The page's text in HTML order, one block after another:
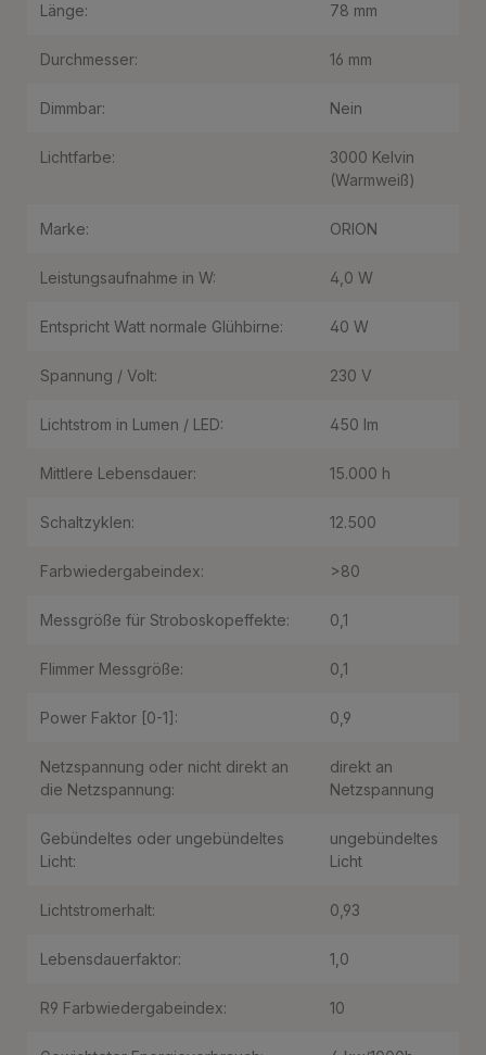
Länge: 78 mm
Durchmesser: 16 mm
Dimmbar: Nein
Lichtfarbe:
3000 Kelvin
(Warmweiß)
Marke: ORION
Leistungsaufnahme in W: 4,0 W
Entspricht Watt normale Glühbirne: 40 W
Spannung / Volt: 230 V
Lichtstrom in Lumen / LED: 450 lm
Mittlere Lebensdauer: 15.000 h
Schaltzyklen: 12.500
Farbwiedergabeindex: >80
Messgröße für Stroboskopeffekte: 0,1
Flimmer Messgröße: 0,1
Power Faktor [0-1]: 0,9
Netzspannung oder nicht direkt an
die Netzspannung:
direkt an
Netzspannung
Gebündeltes oder ungebündeltes
Licht:
ungebündeltes
Licht
Lichtstromerhalt: 0,93
Lebensdauerfaktor: 1,0
R9 Farbwiedergabeindex: 10